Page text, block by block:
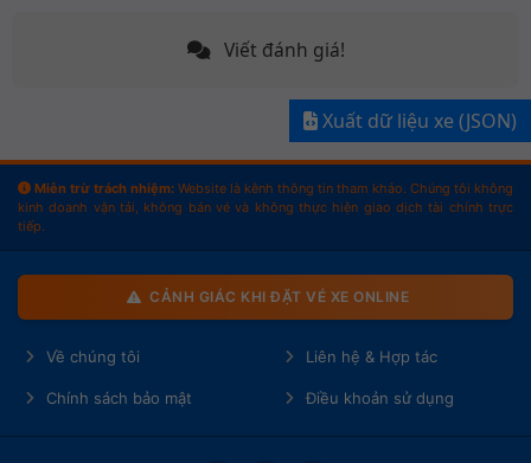
Viết đánh giá!
Xuất dữ liệu xe (JSON)
Miễn trừ trách nhiệm: Website là kênh thông tin tham khảo. Chúng tôi không
kinh doanh vận tải, không bán vé và không thực hiện giao dịch tài chính trực
tiếp.
CẢNH GIÁC KHI ĐẶT VÉ XE ONLINE
Về chúng tôi Liên hệ & Hợp tác
Chính sách bảo mật Điều khoản sử dụng